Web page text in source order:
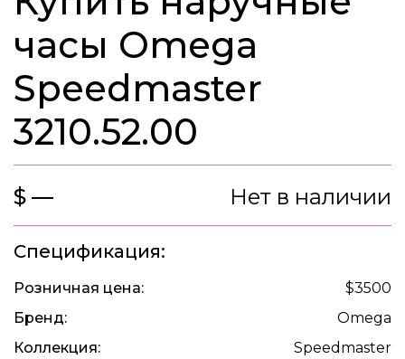
часы Omega
Speedmaster
3210.52.00
$ — Нет в наличии
Спецификация:
Розничная цена:
$3500
Бренд:
Omega
Коллекция:
Speedmaster